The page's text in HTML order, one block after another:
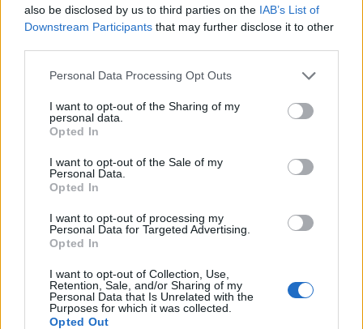
also be disclosed by us to third parties on the IAB’s List of
Downstream Participants that may further disclose it to other
Personal Data Processing Opt Outs
I want to opt-out of the Sharing of my
personal data.
Opted In
I want to opt-out of the Sale of my
Personal Data.
Opted In
I want to opt-out of processing my
Personal Data for Targeted Advertising.
Opted In
I want to opt-out of Collection, Use,
Retention, Sale, and/or Sharing of my
Personal Data that Is Unrelated with the
Purposes for which it was collected.
Opted Out
ΟΒασιλιάς Παύλος, ηΒασίλισσα Φρειδερίκη, ο
Διάδοχος Κωνσταντίνος και ηΠριγκίπισσα
Ειρήνηεισέρχονται πεζή στο κέντρο της πόλης,
όπου τυγχάνουν ενθουσιώδους υποδοχής από το
συγκεντρωμένο πλήθος.